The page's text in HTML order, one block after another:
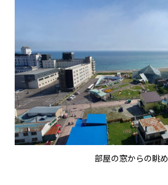
部屋の窓からの眺め